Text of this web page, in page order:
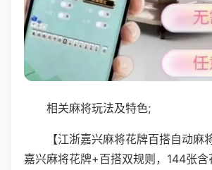
相关麻将玩法及特色;
【江浙嘉兴麻将花牌百搭自动麻
嘉兴麻将花牌+百搭双规则，144张含